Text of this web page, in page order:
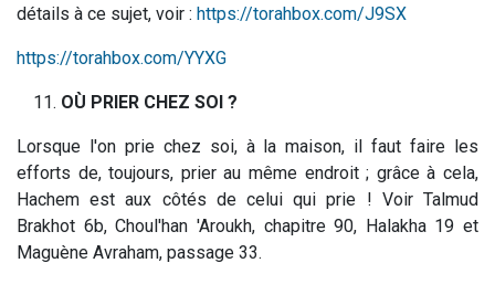
détails à ce sujet, voir : https://torahbox.com/J9SX
https://torahbox.com/YYXG
OÙ PRIER CHEZ SOI ?
Lorsque l'on prie chez soi, à la maison, il faut faire les
efforts de, toujours, prier au même endroit ; grâce à cela,
Hachem est aux côtés de celui qui prie ! Voir Talmud
Brakhot 6b, Choul'han 'Aroukh, chapitre 90, Halakha 19 et
Maguène Avraham, passage 33.